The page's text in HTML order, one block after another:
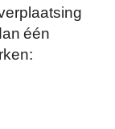
één